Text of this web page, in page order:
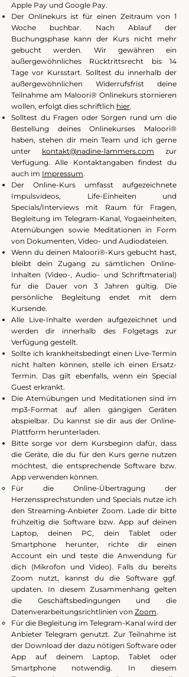
Apple Pay und Google Pay.
Der Onlinekurs ist für einen Zeitraum von 1
Woche buchbar. Nach Ablauf der
Buchungsphase kann der Kurs nicht mehr
gebucht werden. Wir gewähren ein
außergewöhnliches Rücktrittsrecht bis 14
Tage vor Kursstart. Solltest du innerhalb der
außergewöhnlichen Widerrufsfrist deine
Teilnahme am Maloori® Onlinekurs stornieren
wollen, erfolgt dies schriftlich hier.
Solltest du Fragen oder Sorgen rund um die
Bestellung deines Onlinekurses Maloori®
haben, stehen dir mein Team und ich gerne
unter kontakt@nadine-lammers.com zur
Verfügung. Alle Kontaktangaben findest du
auch im Impressum.
Der Online-Kurs umfasst aufgezeichnete
Impulsvideos, Life-Einheiten und
Specials/Interviews mit Raum für Fragen,
Begleitung im Telegram-Kanal, Yogaeinheiten,
Atemübungen sowie Meditationen in Form
von Dokumenten, Video- und Audiodateien.
Wenn du deinen Maloori®-Kurs gebucht hast,
bleibt dein Zugang zu sämtlichen Online-
Inhalten (Video-, Audio- und Schriftmaterial)
für die Dauer von 3 Jahren gültig. Die
persönliche Begleitung endet mit dem
Kursende.
Alle Live-Inhalte werden aufgezeichnet und
werden dir innerhalb des Folgetags zur
Verfügung gestellt.
Sollte ich krankheitsbedingt einen Live-Termin
nicht halten können, stelle ich einen Ersatz-
Termin. Das gilt ebenfalls, wenn ein Special
Guest erkrankt.
Die Atemübungen und Meditationen sind im
mp3-Format auf allen gängigen Geräten
abspielbar. Du kannst sie dir aus der Online-
Plattform herunterladen.
Bitte sorge vor dem Kursbeginn dafür, dass
die Geräte, die du für den Kurs gerne nutzen
möchtest, die entsprechende Software bzw.
App verwenden können.
Für die Online-Übertragung der
Herzenssprechstunden und Specials nutze ich
den Streaming-Anbieter Zoom. Lade dir bitte
frühzeitig die Software bzw. App auf deinen
Laptop, deinen PC, dein Tablet oder
Smartphone herunter, richte dir einen
Account ein und teste die Anwendung für
dich (Mikrofon und Video). Falls du bereits
Zoom nutzt, kannst du die Software ggf.
updaten. In diesem Zusammenhang gelten
die Geschäftsbedingungen und die
Datenverarbeitungsrichtlinien von Zoom.
Für die Begleitung im Telegram-Kanal wird der
Anbieter Telegram genutzt. Zur Teilnahme ist
der Download der dazu nötigen Software oder
App auf deinem Laptop, Tablet oder
Smartphone notwendig. In diesem